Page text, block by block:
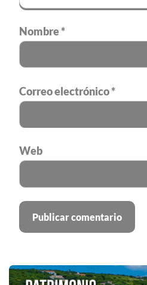
Nombre*
Correo electrónico*
Web